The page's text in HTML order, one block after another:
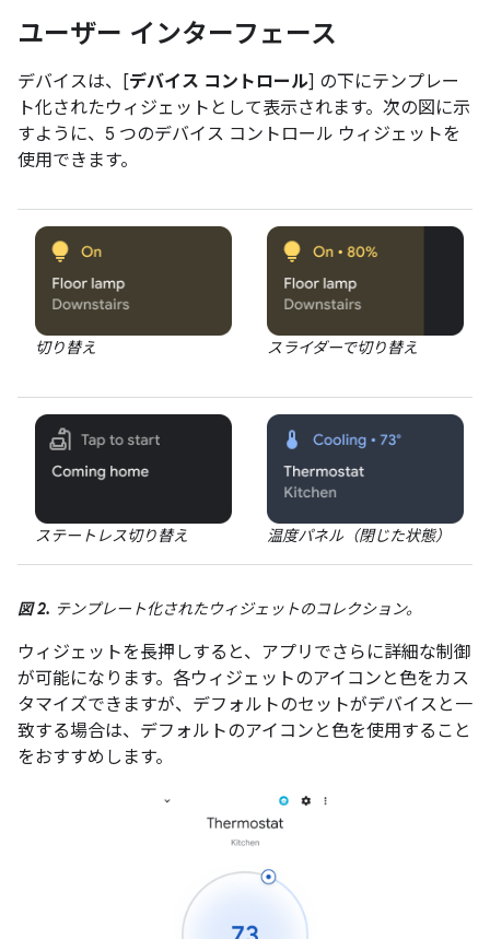
ユーザー インターフェース
デバイスは、[デバイス コントロール] の下にテンプレー
ト化されたウィジェットとして表示されます。次の図に示
すように、5 つのデバイス コントロール ウィジェットを
使用できます。
切り替え スライダーで切り替え
ステートレス切り替え 温度パネル（閉じた状態）
図 2. テンプレート化されたウィジェットのコレクション。
ウィジェットを長押しすると、アプリでさらに詳細な制御
が可能になります。各ウィジェットのアイコンと色をカス
タマイズできますが、デフォルトのセットがデバイスと一
致する場合は、デフォルトのアイコンと色を使用すること
をおすすめします。